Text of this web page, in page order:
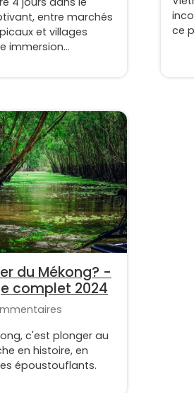
entre marchés
et villages
immersion
ce
du Mékong? -
complet 2024
c'est plonger au
en histoire, en
époustouflants.